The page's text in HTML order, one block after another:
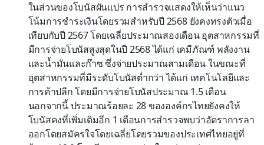
ในส่วนของโบนัสผันแปร การสำรวจแสดงให้เห็นว่าแนว
โน้มการชำระเงินโดยรวมสำหรับปี 2568 ยังคงทรงตัวเมื่อ
เทียบกับปี 2567 โดยเฉลี่ยประมาณสองเดือน อุตสาหกรรมที่
มีการจ่ายโบนัสสูงสุดในปี 2568 ได้แก่ เคมีภัณฑ์ พลังงาน
และน้ำมันและก๊าซ ซึ่งจ่ายประมาณสามเดือน ในขณะที่
อุตสาหกรรมที่มีระดับโบนัสต่ำกว่า ได้แก่ เทคโนโลยีและ
การค้าปลีก โดยมีการจ่ายโบนัสประมาณ 1.5 เดือน
นอกจากนี้ ประมาณร้อยละ 28 ขององค์กรไทยยังคงให้
โบนัสคงที่เพิ่มเติมอีก 1 เดือนการสำรวจพบว่าอัตราการลา
ออกโดยสมัครใจโดยเฉลี่ยโดยรวมของประเทศไทยอยู่ที่